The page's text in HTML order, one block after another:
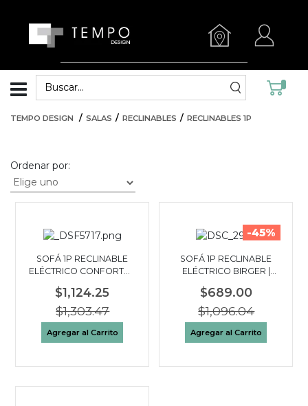
TEMPO DESIGN SALAS RECLINABLES RECLINABLES 1P
Ordenar por:
SOFÁ 1P RECLINABLE
ELÉCTRICO CONFORTO |
$1,124.25
$1,303.47
Agregar al Carrito
-45%
SOFÁ 1P RECLINABLE
ELÉCTRICO BIRGER |
GRIS OSCURO
$689.00
$1,096.04
Agregar al Carrito